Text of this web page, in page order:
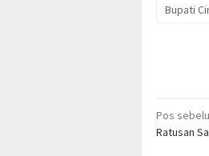
Bupati
pos
Pos
Ratusan